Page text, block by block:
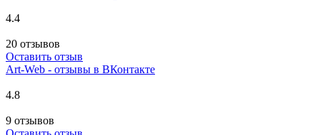
4.4
20 отзывов
Оставить отзыв
Art-Web - отзывы в ВКонтакте
4.8
9 отзывов